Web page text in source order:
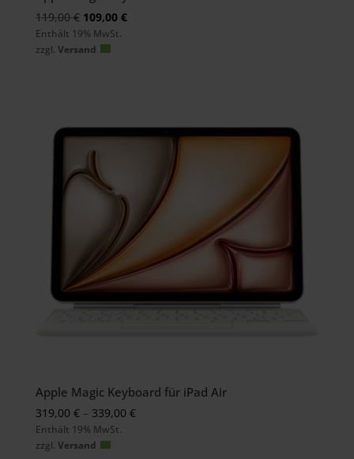
119,00€ Ursprünglicher
Preis
war:
109,00 €Aktueller
Enthält 19% MwSt.
zzgl. Versand
Apple Magic Keyboard für iPad Air
319,00 € – 339,00 €Preisspanne:
Enthält 19% MwSt.
zzgl. Versand